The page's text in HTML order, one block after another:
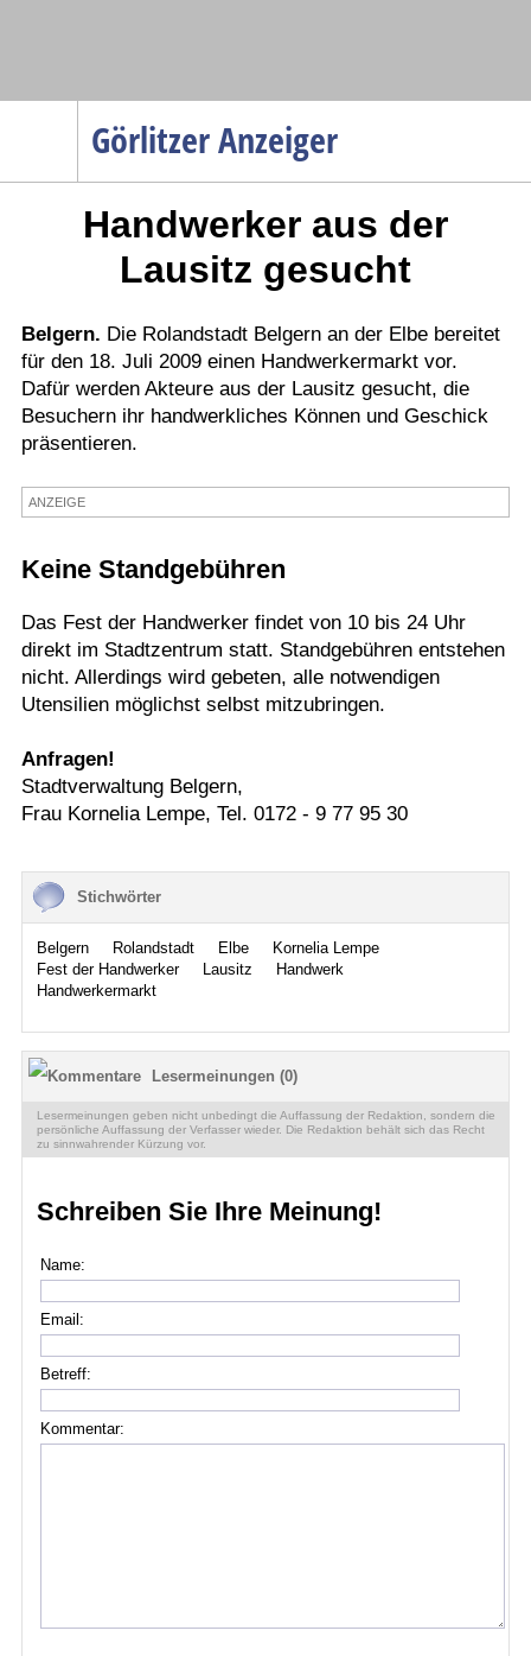
Görlitzer Anzeiger
Menüpunkte
Gesellschaft
Wirtschaft
Service
Verkehr
Gesundheit
Kultur
Termine
Handwerker aus der
Lausitz gesucht
Belgern. Die Rolandstadt Belgern an der Elbe bereitet
für den 18. Juli 2009 einen Handwerkermarkt vor.
Dafür werden Akteure aus der Lausitz gesucht, die
Besuchern ihr handwerkliches Können und Geschick
präsentieren.
ANZEIGE
Keine Standgebühren
Das Fest der Handwerker findet von 10 bis 24 Uhr
direkt im Stadtzentrum statt. Standgebühren entstehen
nicht. Allerdings wird gebeten, alle notwendigen
Utensilien möglichst selbst mitzubringen.
Anfragen!
Stadtverwaltung Belgern,
Frau Kornelia Lempe, Tel. 0172 - 9 77 95 30
Stichwörter
Belgern Rolandstadt Elbe
Kornelia Lempe
Fest der Handwerker
Lausitz
Handwerk
Handwerkermarkt
Lesermeinungen (0)
Lesermeinungen geben nicht unbedingt die Auffassung der Redaktion, sondern die
persönliche Auffassung der Verfasser wieder. Die Redaktion behält sich das Recht
zu sinnwahrender Kürzung vor.
Schreiben Sie Ihre Meinung!
Name:
Email:
Betreff:
Kommentar: